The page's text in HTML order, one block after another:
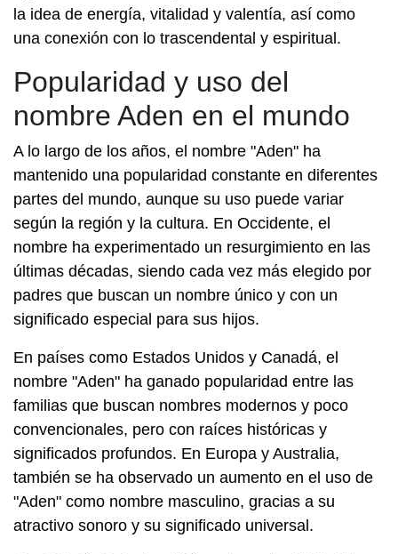
la idea de energía, vitalidad y valentía, así como
una conexión con lo trascendental y espiritual.
Popularidad y uso del
nombre Aden en el mundo
A lo largo de los años, el nombre "Aden" ha
mantenido una popularidad constante en diferentes
partes del mundo, aunque su uso puede variar
según la región y la cultura. En Occidente, el
nombre ha experimentado un resurgimiento en las
últimas décadas, siendo cada vez más elegido por
padres que buscan un nombre único y con un
significado especial para sus hijos.
En países como Estados Unidos y Canadá, el
nombre "Aden" ha ganado popularidad entre las
familias que buscan nombres modernos y poco
convencionales, pero con raíces históricas y
significados profundos. En Europa y Australia,
también se ha observado un aumento en el uso de
"Aden" como nombre masculino, gracias a su
atractivo sonoro y su significado universal.